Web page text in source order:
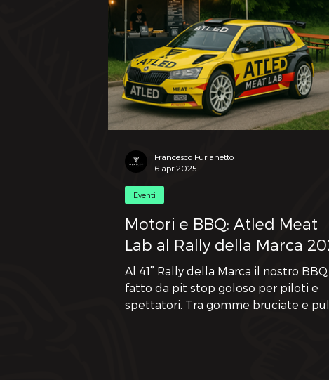
Motori e BBQ: Atled Meat
Lab al Rally della Marca
Al 41° Rally della Marca il nostro BBQ
fatto da pit stop goloso per piloti e
spettatori. Tra gomme bruciate e
Eventi
Francesco Furlanetto
6 apr 2025